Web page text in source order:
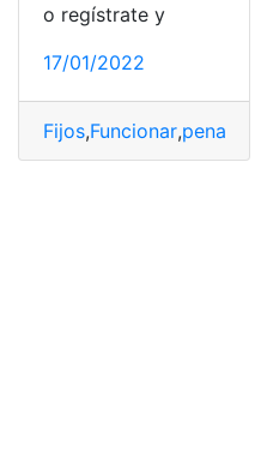
o regístrate y
17/01/2022
Fijos,Funcionar,penales